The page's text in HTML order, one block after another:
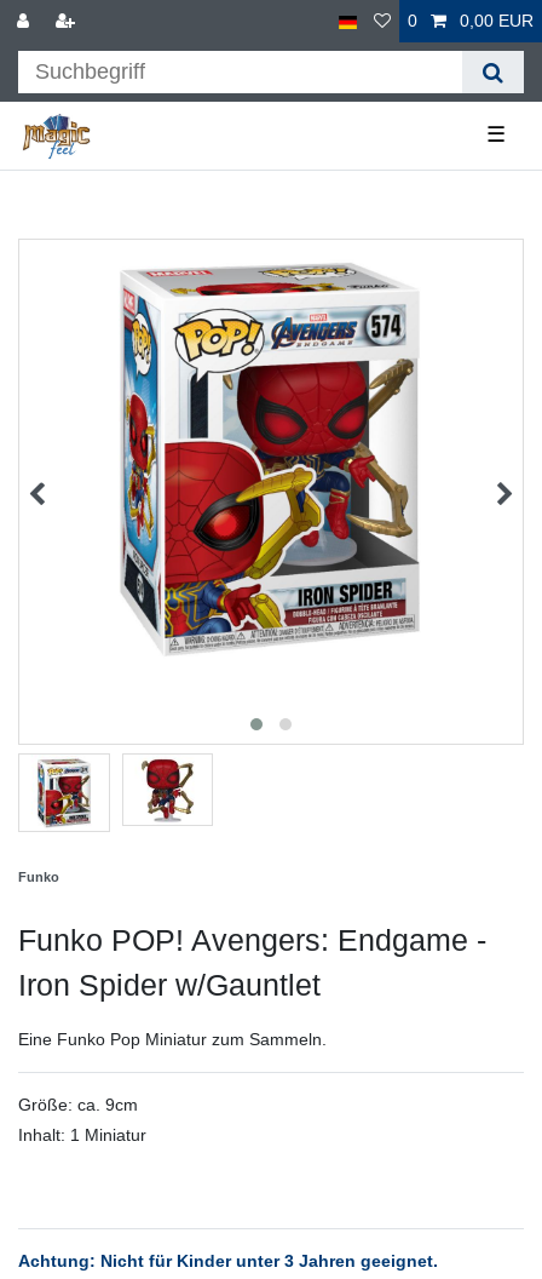
0 0,00 EUR
☰
Funko
Funko POP! Avengers: Endgame -
Iron Spider w/Gauntlet
Eine Funko Pop Miniatur zum Sammeln.
Größe: ca. 9cm
Inhalt: 1 Miniatur
Achtung: Nicht für Kinder unter 3 Jahren geeignet.